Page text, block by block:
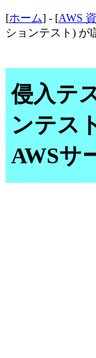
[ホーム] - [AWS
ションテスト) が
侵入テ
ンテス
AWSサ